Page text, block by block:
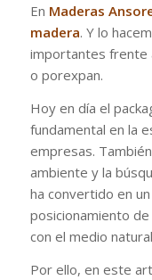
En Maderas
madera. Y lo
importantes frente
o porexpan.
Hoy en día el
fundamental en la
empresas.
ambiente y la
ha convertido en
posicionamiento
con el medio
Por ello, en este